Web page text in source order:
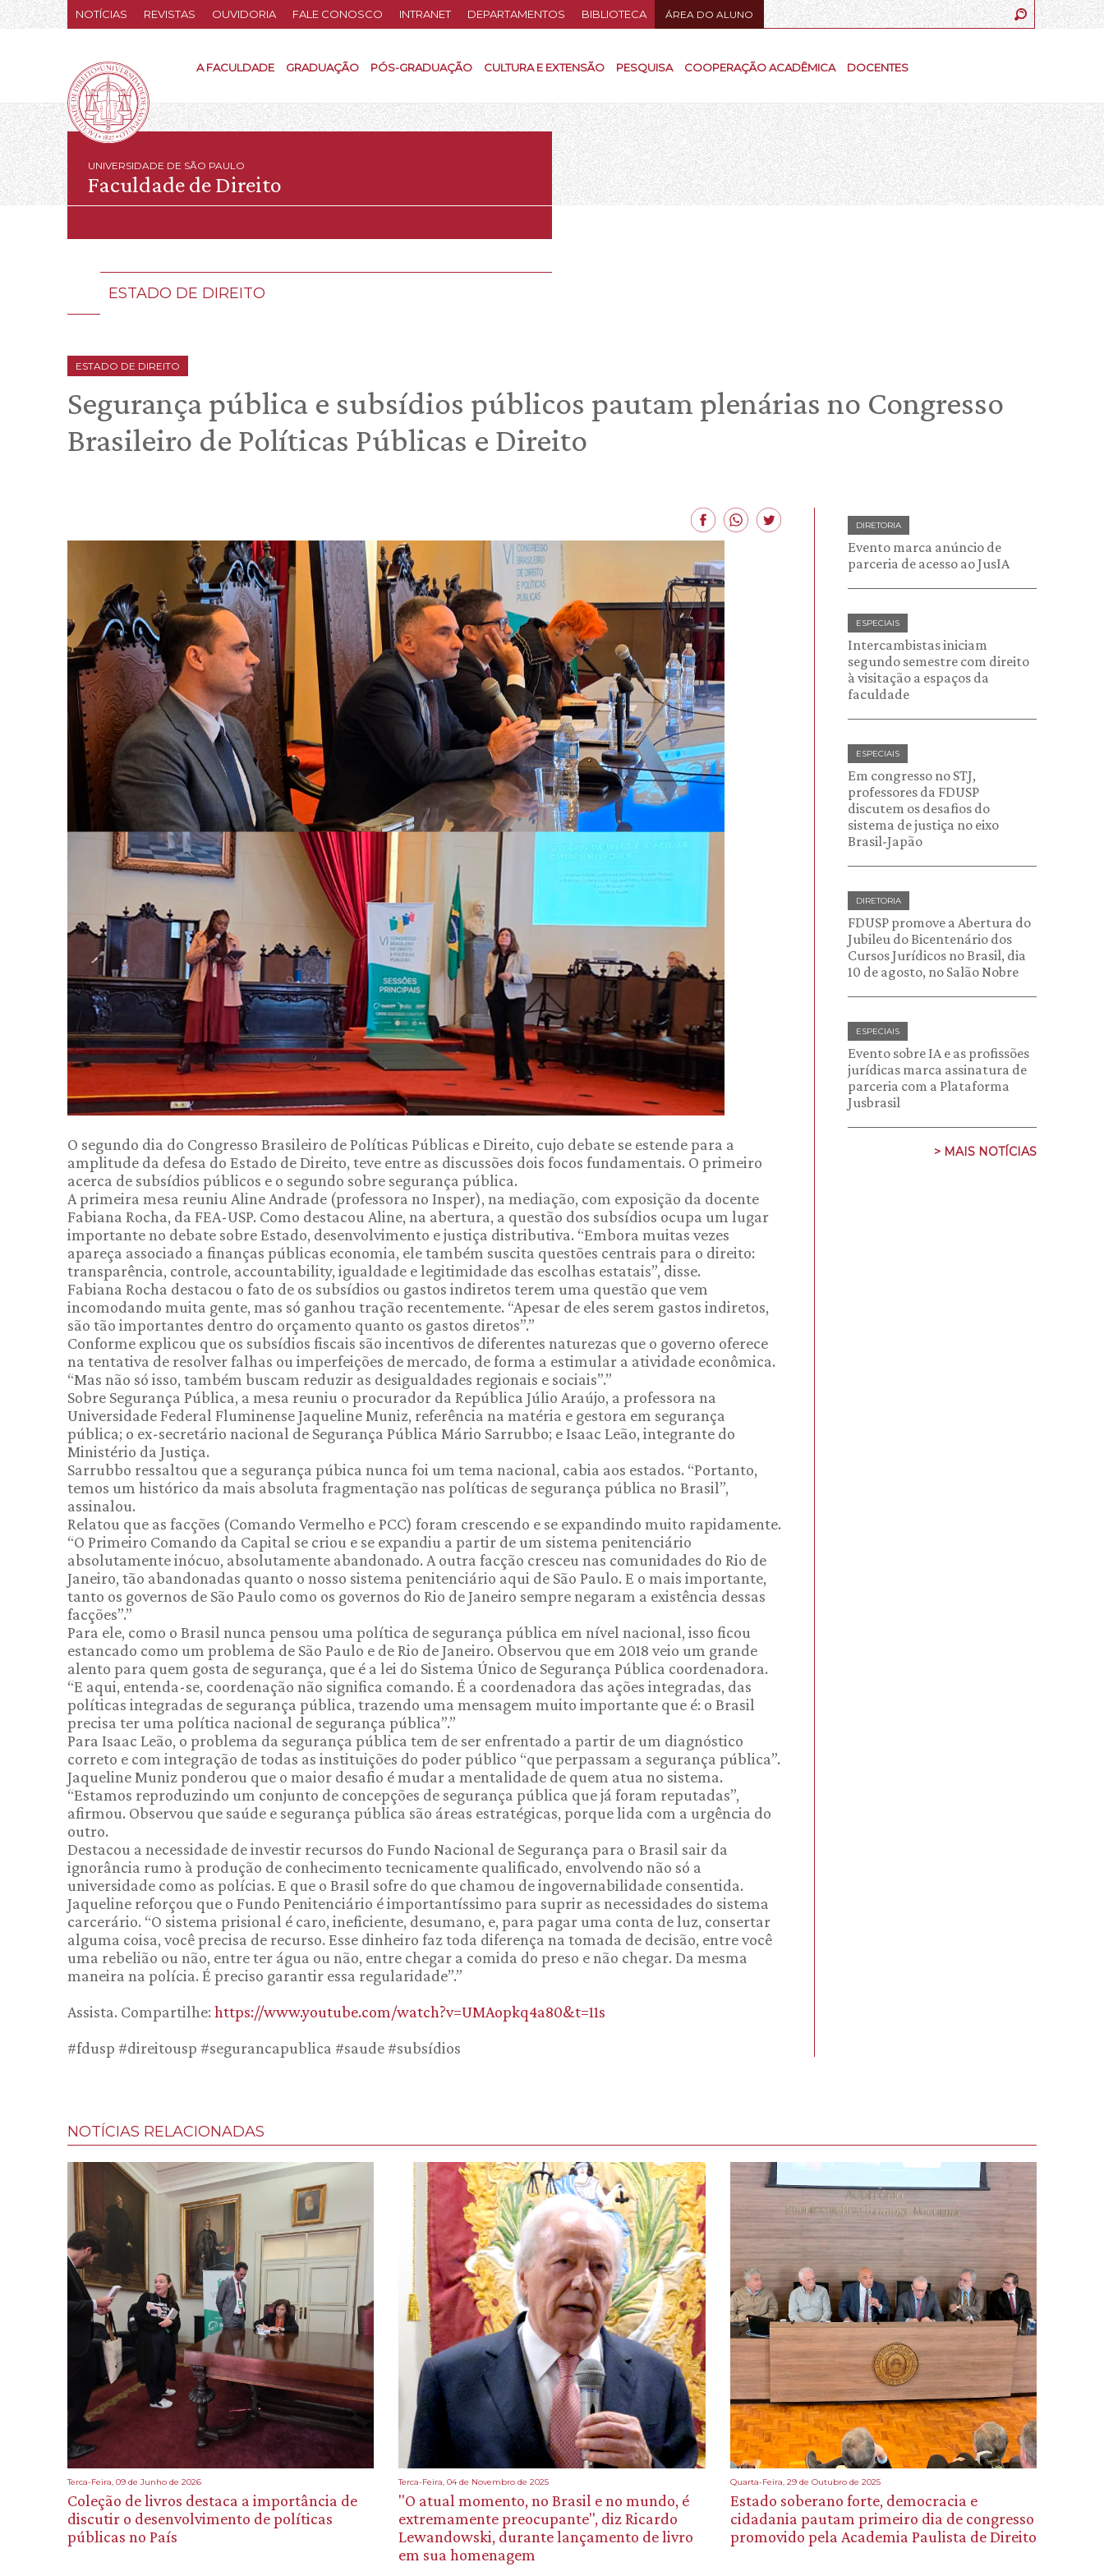
NOTÍCIAS REVISTAS OUVIDORIA FALE CONOSCO INTRANET DEPARTAMENTOS BIBLIOTECA ÁREA DO ALUNO
A FACULDADE GRADUAÇÃO PÓS-GRADUAÇÃO CULTURA E EXTENSÃO PESQUISA COOPERAÇÃO ACADÊMICA DOCENTES
UNIVERSIDADE DE SÃO PAULO
Faculdade de Direito
ESTADO DE DIREITO
ESTADO DE DIREITO
Segurança pública e subsídios públicos pautam plenárias no Congresso
Brasileiro de Políticas Públicas e Direito
O segundo dia do Congresso Brasileiro de Políticas Públicas e Direito, cujo debate se estende para a
amplitude da defesa do Estado de Direito, teve entre as discussões dois focos fundamentais. O primeiro
acerca de subsídios públicos e o segundo sobre segurança pública.
A primeira mesa reuniu Aline Andrade (professora no Insper), na mediação, com exposição da docente
Fabiana Rocha, da FEA-USP. Como destacou Aline, na abertura, a questão dos subsídios ocupa um lugar
importante no debate sobre Estado, desenvolvimento e justiça distributiva. “Embora muitas vezes
apareça associado a finanças públicas economia, ele também suscita questões centrais para o direito:
transparência, controle, accountability, igualdade e legitimidade das escolhas estatais”, disse.
Fabiana Rocha destacou o fato de os subsídios ou gastos indiretos terem uma questão que vem
incomodando muita gente, mas só ganhou tração recentemente. “Apesar de eles serem gastos indiretos,
são tão importantes dentro do orçamento quanto os gastos diretos”.”
Conforme explicou que os subsídios fiscais são incentivos de diferentes naturezas que o governo oferece
na tentativa de resolver falhas ou imperfeições de mercado, de forma a estimular a atividade econômica.
“Mas não só isso, também buscam reduzir as desigualdades regionais e sociais”.”
Sobre Segurança Pública, a mesa reuniu o procurador da República Júlio Araújo, a professora na
Universidade Federal Fluminense Jaqueline Muniz, referência na matéria e gestora em segurança
pública; o ex-secretário nacional de Segurança Pública Mário Sarrubbo; e Isaac Leão, integrante do
Ministério da Justiça.
Sarrubbo ressaltou que a segurança púbica nunca foi um tema nacional, cabia aos estados. “Portanto,
temos um histórico da mais absoluta fragmentação nas políticas de segurança pública no Brasil”,
assinalou.
Relatou que as facções (Comando Vermelho e PCC) foram crescendo e se expandindo muito rapidamente.
“O Primeiro Comando da Capital se criou e se expandiu a partir de um sistema penitenciário
absolutamente inócuo, absolutamente abandonado. A outra facção cresceu nas comunidades do Rio de
Janeiro, tão abandonadas quanto o nosso sistema penitenciário aqui de São Paulo. E o mais importante,
tanto os governos de São Paulo como os governos do Rio de Janeiro sempre negaram a existência dessas
facções”.”
Para ele, como o Brasil nunca pensou uma política de segurança pública em nível nacional, isso ficou
estancado como um problema de São Paulo e de Rio de Janeiro. Observou que em 2018 veio um grande
alento para quem gosta de segurança, que é a lei do Sistema Único de Segurança Pública coordenadora.
“E aqui, entenda-se, coordenação não significa comando. É a coordenadora das ações integradas, das
políticas integradas de segurança pública, trazendo uma mensagem muito importante que é: o Brasil
precisa ter uma política nacional de segurança pública”.”
Para Isaac Leão, o problema da segurança pública tem de ser enfrentado a partir de um diagnóstico
correto e com integração de todas as instituições do poder público “que perpassam a segurança pública”.
Jaqueline Muniz ponderou que o maior desafio é mudar a mentalidade de quem atua no sistema.
“Estamos reproduzindo um conjunto de concepções de segurança pública que já foram reputadas”,
afirmou. Observou que saúde e segurança pública são áreas estratégicas, porque lida com a urgência do
outro.
Destacou a necessidade de investir recursos do Fundo Nacional de Segurança para o Brasil sair da
ignorância rumo à produção de conhecimento tecnicamente qualificado, envolvendo não só a
universidade como as polícias. E que o Brasil sofre do que chamou de ingovernabilidade consentida.
Jaqueline reforçou que o Fundo Penitenciário é importantíssimo para suprir as necessidades do sistema
carcerário. “O sistema prisional é caro, ineficiente, desumano, e, para pagar uma conta de luz, consertar
alguma coisa, você precisa de recurso. Esse dinheiro faz toda diferença na tomada de decisão, entre você
uma rebelião ou não, entre ter água ou não, entre chegar a comida do preso e não chegar. Da mesma
maneira na polícia. É preciso garantir essa regularidade”.”
Assista. Compartilhe: https://www.youtube.com/watch?v=UMAopkq4a80&t=11s
#fdusp #direitousp #segurancapublica #saude #subsídios
DIRETORIA
Evento marca anúncio de
parceria de acesso ao JusIA
ESPECIAIS
Intercambistas iniciam
segundo semestre com direito
à visitação a espaços da
faculdade
ESPECIAIS
Em congresso no STJ,
professores da FDUSP
discutem os desafios do
sistema de justiça no eixo
Brasil-Japão
DIRETORIA
FDUSP promove a Abertura do
Jubileu do Bicentenário dos
Cursos Jurídicos no Brasil, dia
10 de agosto, no Salão Nobre
ESPECIAIS
Evento sobre IA e as profissões
jurídicas marca assinatura de
parceria com a Plataforma
Jusbrasil
> MAIS NOTÍCIAS
NOTÍCIAS RELACIONADAS
Terca-Feira, 09 de Junho de 2026
Coleção de livros destaca a importância de
discutir o desenvolvimento de políticas
públicas no País
Terca-Feira, 04 de Novembro de 2025
"O atual momento, no Brasil e no mundo, é
extremamente preocupante", diz Ricardo
Lewandowski, durante lançamento de livro
em sua homenagem
Quarta-Feira, 29 de Outubro de 2025
Estado soberano forte, democracia e
cidadania pautam primeiro dia de congresso
promovido pela Academia Paulista de Direito